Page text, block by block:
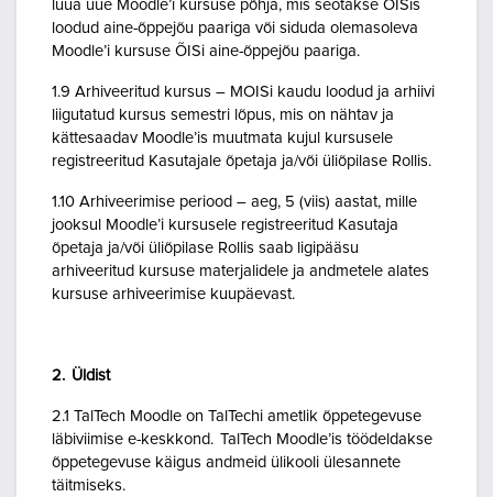
luua uue Moodle’i kursuse põhja, mis seotakse ÕISis
loodud aine-õppejõu paariga või siduda olemasoleva
Moodle’i kursuse ÕISi aine-õppejõu paariga.
1.9 Arhiveeritud kursus – MOISi kaudu loodud ja arhiivi
liigutatud kursus semestri lõpus, mis on nähtav ja
kättesaadav Moodle’is muutmata kujul kursusele
registreeritud Kasutajale õpetaja ja/või üliõpilase Rollis.
1.10 Arhiveerimise periood – aeg, 5 (viis) aastat, mille
jooksul Moodle’i kursusele registreeritud Kasutaja
õpetaja ja/või üliõpilase Rollis saab ligipääsu
arhiveeritud kursuse materjalidele ja andmetele alates
kursuse arhiveerimise kuupäevast.
2. Üldist
2.1 TalTech Moodle on TalTechi ametlik õppetegevuse
läbiviimise e-keskkond. TalTech Moodle’is töödeldakse
õppetegevuse käigus andmeid ülikooli ülesannete
täitmiseks.